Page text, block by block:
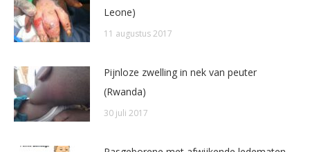
Leone)
11 augustus 2017
Pijnloze zwelling in nek van peuter
(Rwanda)
30 juli 2017